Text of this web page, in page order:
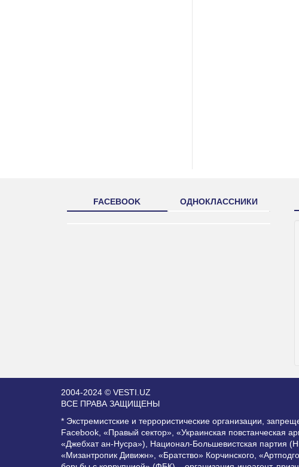
FACEBOOK ОДНОКЛАССНИКИ
2004-2024 © VESTI.UZ
ВСЕ ПРАВА ЗАЩИЩЕНЫ
* Экстремистские и террористические организации,
Facebook, «Правый сектор», «Украинская
«Джебхат ан-Нусра»), Национал-Большевистская партия
«Мизантропик Дивижн», «Братство» Корчинского,